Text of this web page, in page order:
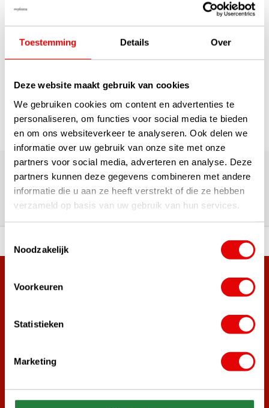
Toestemming Details Over
Deze website maakt gebruik van cookies
We gebruiken cookies om content en advertenties te
personaliseren, om functies voor social media te bieden
en om ons websiteverkeer te analyseren. Ook delen we
informatie over uw gebruik van onze site met onze
partners voor social media, adverteren en analyse. Deze
partners kunnen deze gegevens combineren met andere
informatie die u aan ze heeft verstrekt of die ze hebben
verzameld op basis van uw gebruik van hun services.
Noodzakelijk
Voorkeuren
Statistieken
Marketing
€3,95
Seite 1 von 1
Über 180.000 Kunden | Über 5.000 Bewertungen | Trusted
Shops, TrustPilot, Google
Bewertungen: Das sagen unsere
Kunden
Vor 15:00 Uhr bestellt,
Mehr als 38.000 Kunden haben sich bereits
Melde dich für den Newsletter an und verpasse nie wieder
die besten Golfangebote!